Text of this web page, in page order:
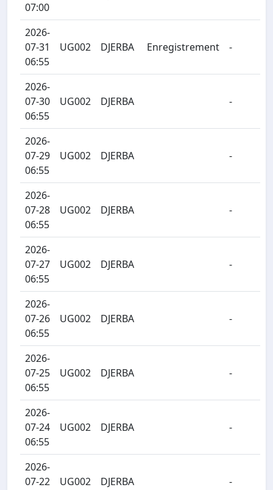
07:00
2026-
07-31
06:55
UG002 DJERBA Enregistrement -
2026-
07-30
06:55
UG002 DJERBA -
2026-
07-29
06:55
UG002 DJERBA -
2026-
07-28
06:55
UG002 DJERBA -
2026-
07-27
06:55
UG002 DJERBA -
2026-
07-26
06:55
UG002 DJERBA -
2026-
07-25
06:55
UG002 DJERBA -
2026-
07-24
06:55
UG002 DJERBA -
2026-
07-22
UG002 DJERBA -